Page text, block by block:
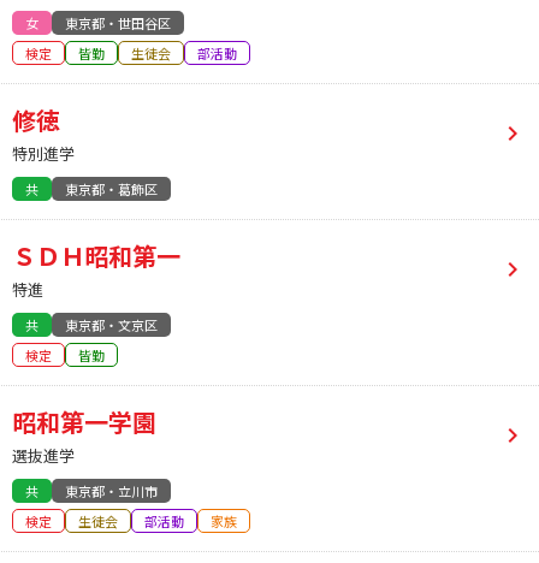
女
東京都・世田谷区
検定
皆勤 生徒会 部活動
修徳
特別進学
共 東京都・葛飾区
ＳＤＨ昭和第一
特進
共
東京都・文京区
検定
皆勤
昭和第一学園
選抜進学
共
東京都・立川市
検定
生徒会 部活動 家族